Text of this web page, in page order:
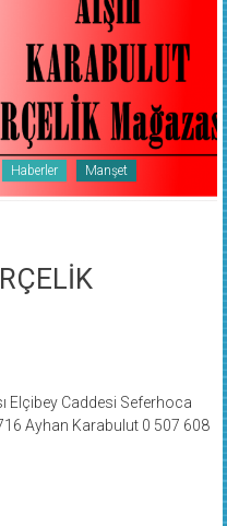
Haberler Manşet
Elçibey Caddesi Seferhoca
Ayhan Karabulut 0 507 608